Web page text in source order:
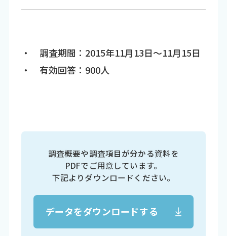
・ 調査期間：2015年11月13日～11月15日
・ 有効回答：900人
調査概要や調査項目が分かる資料を
PDFでご用意しています。
下記よりダウンロードください。
データをダウンロードする